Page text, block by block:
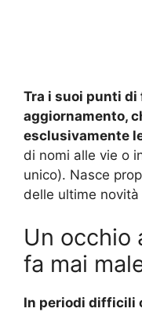
Tra i suoi punti di
aggiornamento,
esclusivamente
di nomi alle vie o
unico). Nasce
delle ultime
Un occhio
fa mai
In periodi difficili